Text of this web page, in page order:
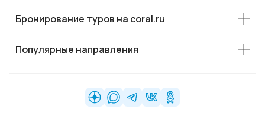
Бронирование туров на coral.ru
Популярные направления